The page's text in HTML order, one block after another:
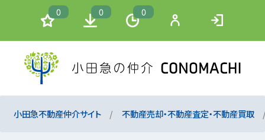
0 0 0
小田急不動産仲介サイト 不動産売却・不動産査定・不動産買取